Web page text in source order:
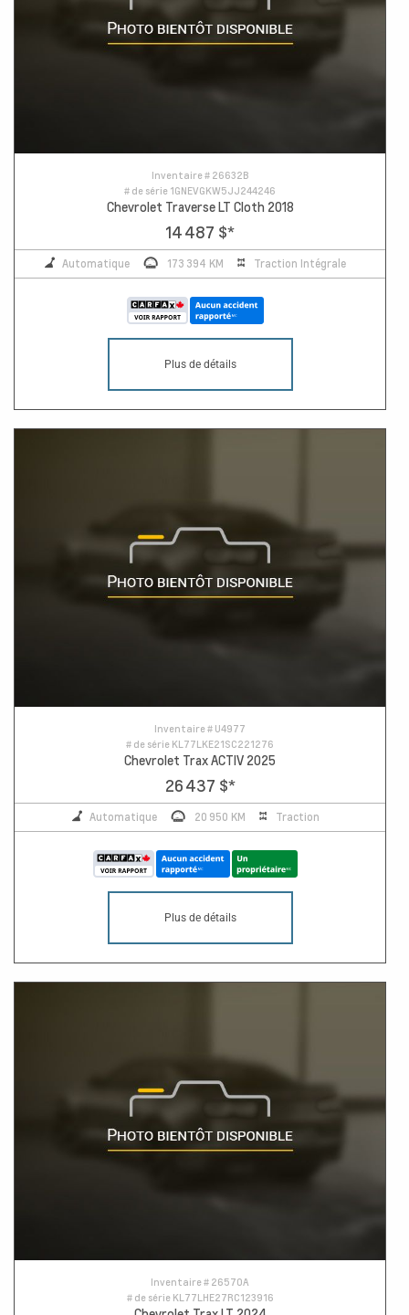
Inventaire # 26632B
# de série 1GNEVGKW5JJ244246
Chevrolet Traverse LT Cloth 2018
14 487 $*
Automatique 173 394 KM Traction Intégrale
Plus de détails
Inventaire # U4977
# de série KL77LKE21SC221276
Chevrolet Trax ACTIV 2025
26 437 $*
Automatique 20 950 KM Traction
Plus de détails
Inventaire # 26570A
# de série KL77LHE27RC123916